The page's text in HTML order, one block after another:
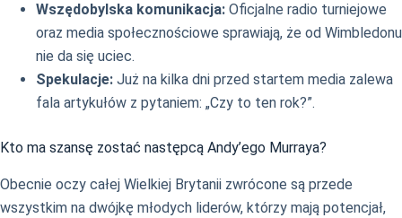
Wszędobylska komunikacja: Oficjalne radio turniejowe
oraz media społecznościowe sprawiają, że od Wimbledonu
nie da się uciec.
Spekulacje: Już na kilka dni przed startem media zalewa
fala artykułów z pytaniem: „Czy to ten rok?”.
Kto ma szansę zostać następcą Andy’ego Murraya?
Obecnie oczy całej Wielkiej Brytanii zwrócone są przede
wszystkim na dwójkę młodych liderów, którzy mają potencjał,